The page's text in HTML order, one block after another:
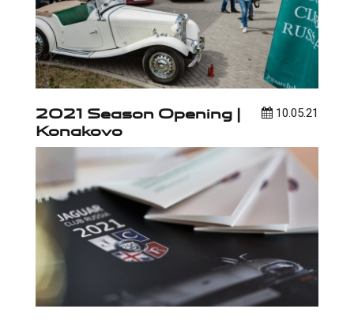
10.05.21
2021 Season Opening |
Konakovo